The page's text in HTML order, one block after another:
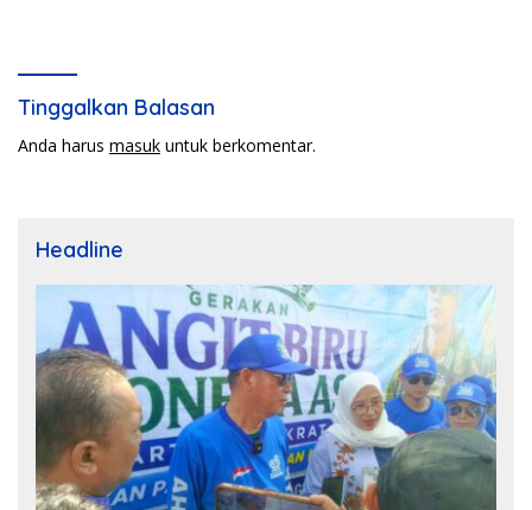
Tinggalkan Balasan
Anda harus masuk untuk berkomentar.
Headline